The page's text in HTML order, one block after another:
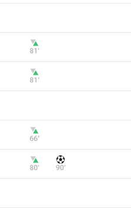
81‎’‎
81‎’‎
66‎’‎
80‎’‎ 90‎’‎